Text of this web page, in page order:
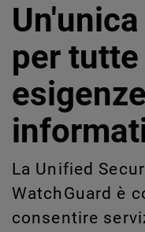
per
La Unified
WatchGuard è
consentire